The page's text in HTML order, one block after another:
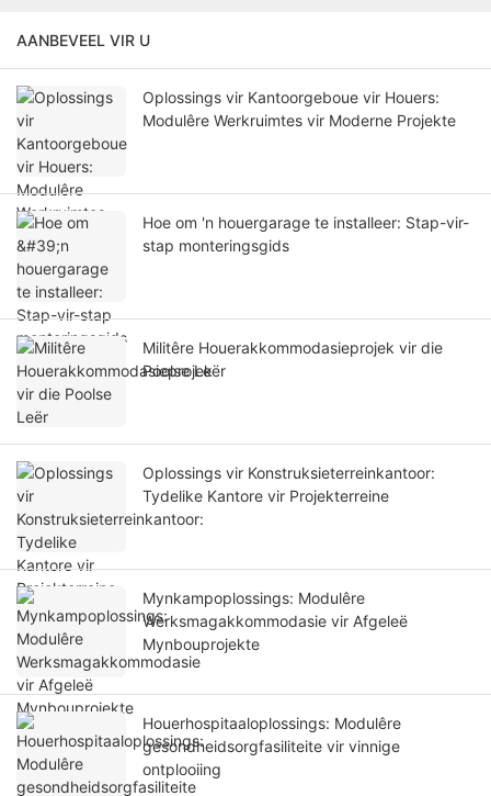
AANBEVEEL VIR U
Oplossings vir Kantoorgeboue vir Houers:
Modulêre Werkruimtes vir Moderne Projekte
Hoe om 'n houergarage te installeer: Stap-vir-
stap monteringsgids
Militêre Houerakkommodasieprojek vir die
Poolse Leër
Oplossings vir Konstruksieterreinkantoor:
Tydelike Kantore vir Projekterreine
Mynkampoplossings: Modulêre
Werksmagakkommodasie vir Afgeleë
Mynbouprojekte
Houerhospitaaloplossings: Modulêre
gesondheidsorgfasiliteite vir vinnige
ontplooiing